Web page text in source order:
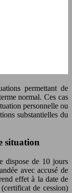
permettant de
normal. Ces cas
personnelle ou
substantielles du
situation
dispose de 10 jours
avec accusé de
effet à la date de
de cession)